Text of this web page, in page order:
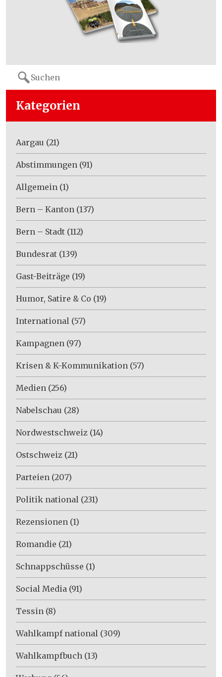
Search
for:
Kategorien
Aargau (21)
Abstimmungen (91)
Allgemein (1)
Bern – Kanton (137)
Bern – Stadt (112)
Bundesrat (139)
Gast-Beiträge (19)
Humor, Satire & Co (19)
International (57)
Kampagnen (97)
Krisen & K-Kommunikation (57)
Medien (256)
Nabelschau (28)
Nordwestschweiz (14)
Ostschweiz (21)
Parteien (207)
Politik national (231)
Rezensionen (1)
Romandie (21)
Schnappschüsse (1)
Social Media (91)
Tessin (8)
Wahlkampf national (309)
Wahlkampfbuch (13)